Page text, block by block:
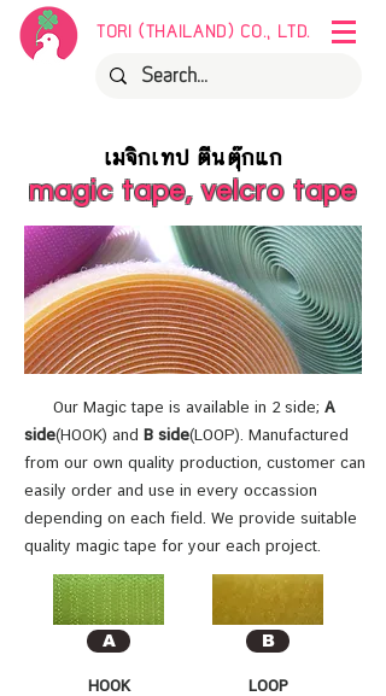
TORI (THAILAND) CO., LTD.
เมจิกเทป ตีนตุ๊กแก
magic tape, velcro tape
Our Magic tape is available in 2 side; A
side(HOOK) and B side(LOOP). Manufactured
from our own quality production, customer can
easily order and use in every occassion
depending on each field. We provide suitable
quality magic tape for your each project.
A
HOOK
B
LOOP